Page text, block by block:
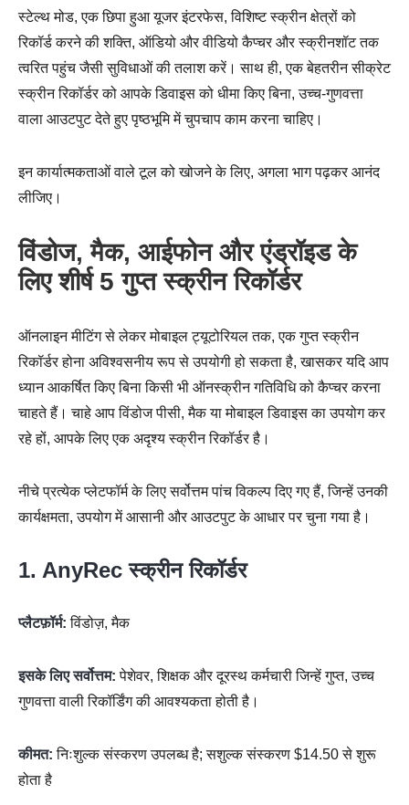
स्टेल्थ मोड, एक छिपा हुआ यूजर इंटरफेस, विशिष्ट स्क्रीन क्षेत्रों को
रिकॉर्ड करने की शक्ति, ऑडियो और वीडियो कैप्चर और स्क्रीनशॉट तक
त्वरित पहुंच जैसी सुविधाओं की तलाश करें। साथ ही, एक बेहतरीन सीक्रेट
स्क्रीन रिकॉर्डर को आपके डिवाइस को धीमा किए बिना, उच्च-गुणवत्ता
वाला आउटपुट देते हुए पृष्ठभूमि में चुपचाप काम करना चाहिए।
इन कार्यात्मकताओं वाले टूल को खोजने के लिए, अगला भाग पढ़कर आनंद
लीजिए।
विंडोज, मैक, आईफोन और एंड्रॉइड के
लिए शीर्ष 5 गुप्त स्क्रीन रिकॉर्डर
ऑनलाइन मीटिंग से लेकर मोबाइल ट्यूटोरियल तक, एक गुप्त स्क्रीन
रिकॉर्डर होना अविश्वसनीय रूप से उपयोगी हो सकता है, खासकर यदि आप
ध्यान आकर्षित किए बिना किसी भी ऑनस्क्रीन गतिविधि को कैप्चर करना
चाहते हैं। चाहे आप विंडोज पीसी, मैक या मोबाइल डिवाइस का उपयोग कर
रहे हों, आपके लिए एक अदृश्य स्क्रीन रिकॉर्डर है।
नीचे प्रत्येक प्लेटफॉर्म के लिए सर्वोत्तम पांच विकल्प दिए गए हैं, जिन्हें उनकी
कार्यक्षमता, उपयोग में आसानी और आउटपुट के आधार पर चुना गया है।
1. AnyRec स्क्रीन रिकॉर्डर
प्लैटफ़ॉर्म: विंडोज़, मैक
इसके लिए सर्वोत्तम: पेशेवर, शिक्षक और दूरस्थ कर्मचारी जिन्हें गुप्त, उच्च
गुणवत्ता वाली रिकॉर्डिंग की आवश्यकता होती है।
कीमत: निःशुल्क संस्करण उपलब्ध है; सशुल्क संस्करण $14.50 से शुरू
होता है